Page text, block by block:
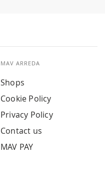
MAV ARREDA
Shops
Cookie Policy
Privacy Policy
Contact us
MAV PAY